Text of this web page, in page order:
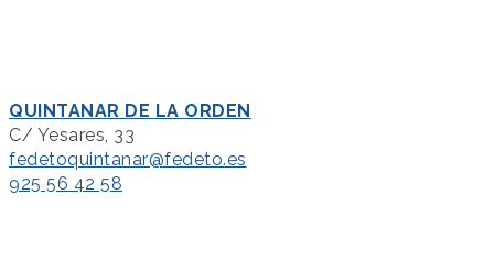
QUINTANAR DE LA ORDEN
C/ Yesares, 33
fedetoquintanar@fedeto.es
925 56 42 58